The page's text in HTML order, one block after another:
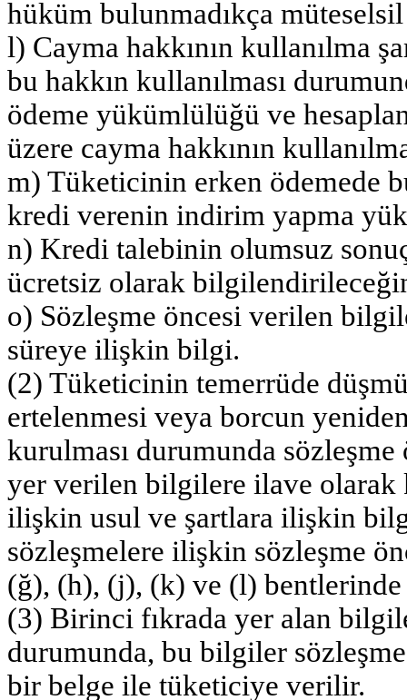
hüküm bulunmadıkça
l) Cayma hakkının kullanılma
bu hakkın kullanılması
ödeme yükümlülüğü ve
üzere cayma hakkının
m) Tüketicinin erken ödemede
kredi verenin indirim yapma
n) Kredi talebinin olumsuz
ücretsiz olarak
o) Sözleşme öncesi verilen
süreye ilişkin bilgi.
(2) Tüketicinin temerrüde
ertelenmesi veya borcun
kurulması durumunda
yer verilen bilgilere ilave olarak
ilişkin usul ve şartlara ilişkin
sözleşmelere ilişkin sözleşme
(ğ), (h), (j), (k) ve (l)
(3) Birinci fıkrada yer alan
durumunda, bu bilgiler
bir belge ile tüketiciye verilir.